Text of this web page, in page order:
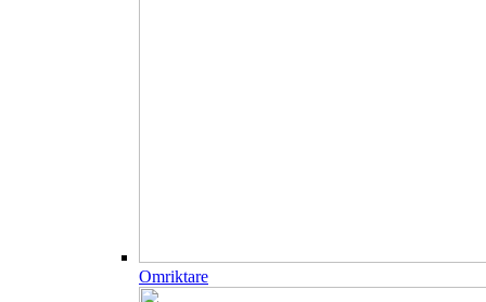
Omriktare